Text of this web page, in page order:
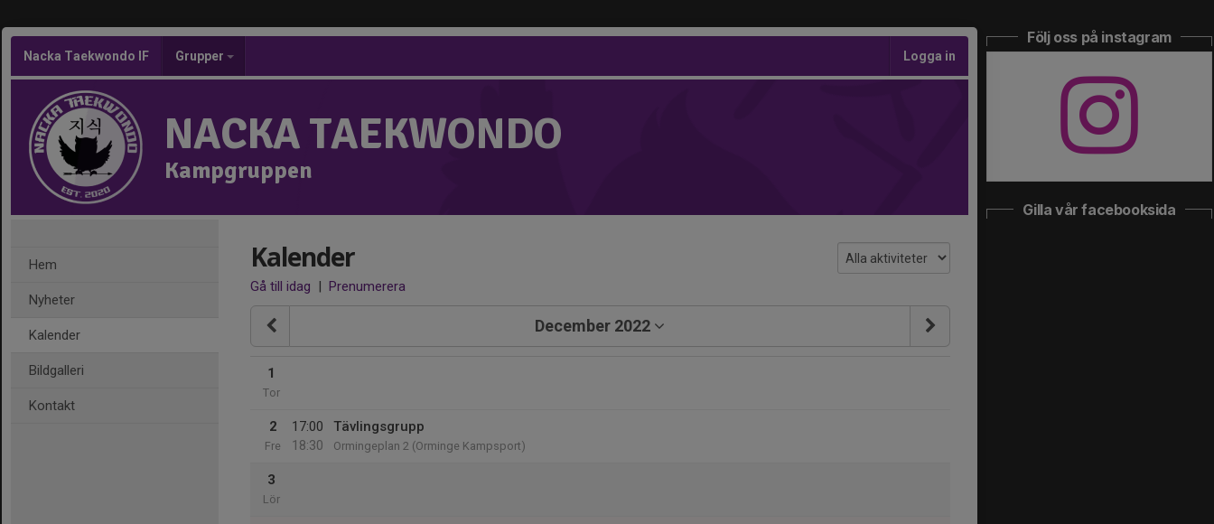
Nacka Taekwondo IF Grupper Logga in
NACKA TAEKWONDO
Kampgruppen
Hem
Nyheter
Kalender
Bildgalleri
Kontakt
Kalender
Gå till idag | Prenumerera
December 2022
1
Tor
2
Fre
17:00
18:30
Tävlingsgrupp
Ormingeplan 2 (Orminge Kampsport)
3
Lör
Följ oss på instagram
Gilla vår facebooksida